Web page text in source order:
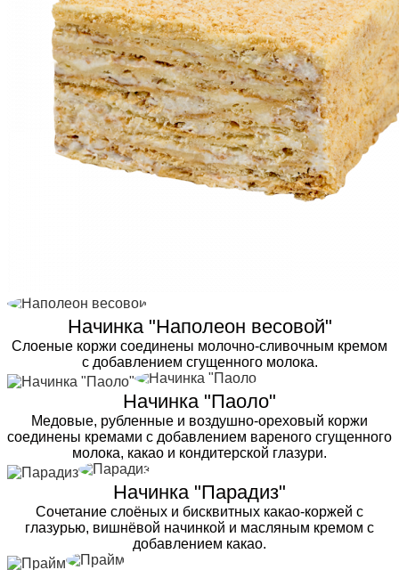
Начинка "Наполеон весовой"
Слоеные коржи соединены молочно-сливочным кремом
с добавлением сгущенного молока.
Начинка "Паоло"
Медовые, рубленные и воздушно-ореховый коржи
соединены кремами с добавлением вареного сгущенного
молока, какао и кондитерской глазури.
Начинка "Парадиз"
Сочетание слоёных и бисквитных какао-коржей с
глазурью, вишнёвой начинкой и масляным кремом с
добавлением какао.